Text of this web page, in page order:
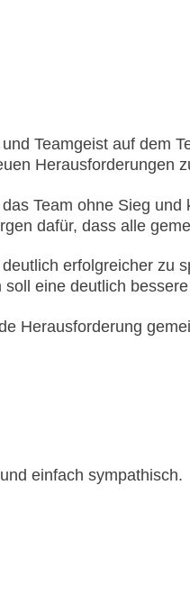
Teamgeist auf dem
Herausforderungen
Team ohne Sieg und
dafür, dass alle
erfolgreicher zu
eine deutlich
Herausforderung
einfach sympathisch.